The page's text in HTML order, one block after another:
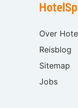
Over
Reisblog
Sitemap
Jobs